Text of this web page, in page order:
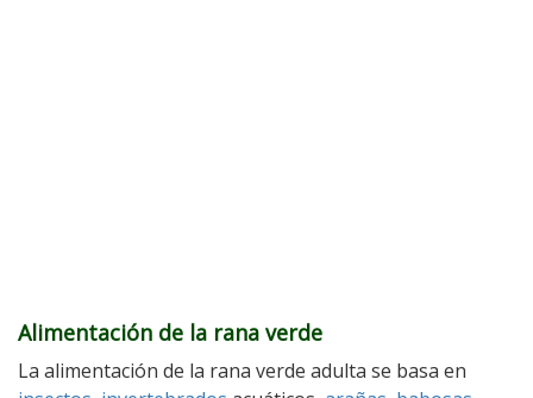
Alimentación de la rana verde
La alimentación de la rana verde adulta se basa en